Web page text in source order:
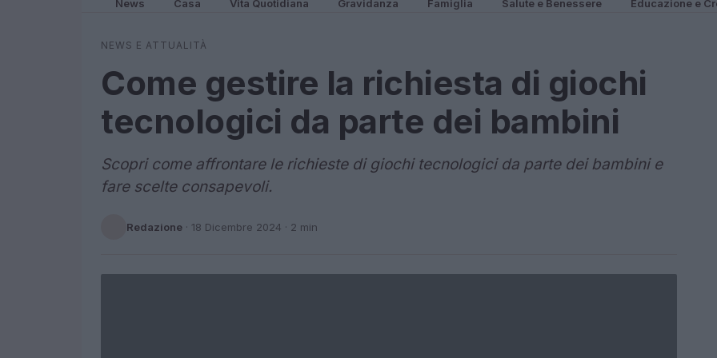
News Casa Vita Quotidiana Gravidanza Famiglia Salute e Benessere Educazione e
NEWS E ATTUALITÀ
Come gestire la richiesta di giochi
tecnologici da parte dei bambini
Scopri come affrontare le richieste di giochi tecnologici da parte dei bambini e
fare scelte consapevoli.
Redazione · 18 Dicembre 2024 · 2 min